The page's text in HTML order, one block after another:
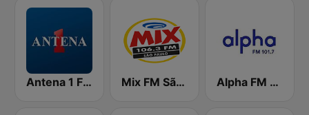
Antena 1 FM Mix FM São Paulo Alpha FM 101.7